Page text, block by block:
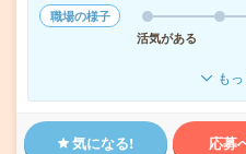
職場の様子
活気がある
も
気になる! 応募